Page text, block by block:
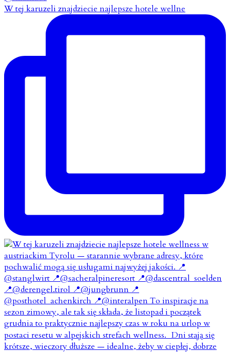
W tej karuzeli znajdziecie najlepsze hotele wellne